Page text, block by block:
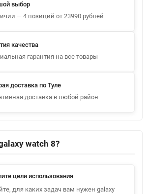
выбор
— 4 позиций от 23990 рублей
качества
гарантия на все товары
доставка по Туле
доставка в любой район
watch 8?
цели использования
для каких задач вам нужен galaxy